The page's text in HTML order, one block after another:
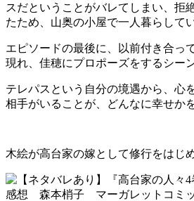
スだということがバレてしまい、拒
たため、山奥の小屋で一人暮らしてい
エピソードの最後に、以前付き合っ
現れ、佳穂にプロポーズをするシー
テレパスという自分の境遇から、心
相手がいることが、どんなに幸せか
木絵が高台家の嫁として修行をはじ